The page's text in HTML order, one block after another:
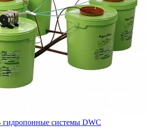
гидропонные системы DWC